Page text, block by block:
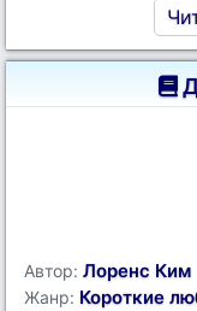
Автор: Лоренс Ким
Жанр: Короткие